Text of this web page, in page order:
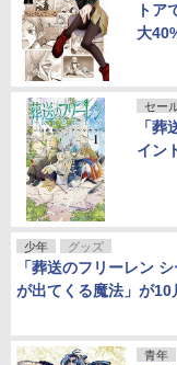
トア
大
セー
「
イン
少年 グッズ
「葬送のフリーレン
が出てくる魔法」が10
青年